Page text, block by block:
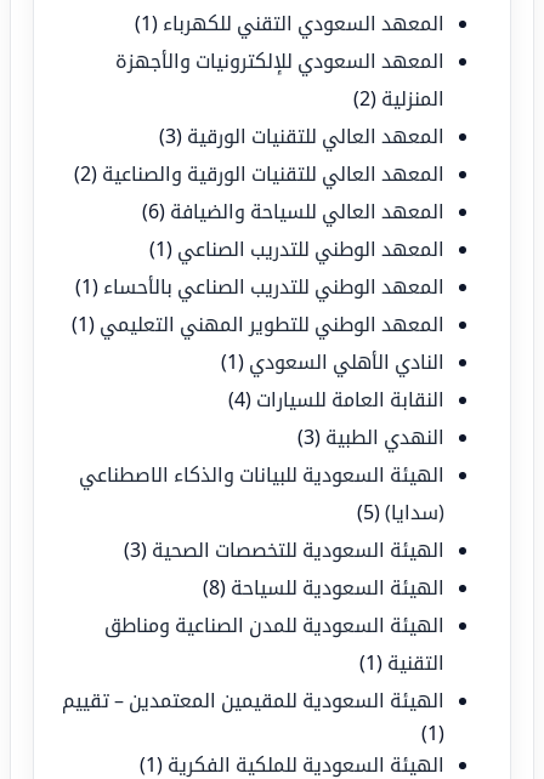
المعهد السعودي التقني للكهرباء (1)
المعهد السعودي للإلكترونيات والأجهزة
المنزلية (2)
المعهد العالي للتقنيات الورقية (3)
المعهد العالي للتقنيات الورقية والصناعية (2)
المعهد العالي للسياحة والضيافة (6)
المعهد الوطني للتدريب الصناعي (1)
المعهد الوطني للتدريب الصناعي بالأحساء (1)
المعهد الوطني للتطوير المهني التعليمي (1)
النادي الأهلي السعودي (1)
النقابة العامة للسيارات (4)
النهدي الطبية (3)
الهيئة السعودية للبيانات والذكاء الاصطناعي
(سدايا)(5)
الهيئة السعودية للتخصصات الصحية (3)
الهيئة السعودية للسياحة (8)
الهيئة السعودية للمدن الصناعية ومناطق
التقنية (1)
الهيئة السعودية للمقيمين المعتمدين – تقييم
(1)
الهيئة السعودية للملكية الفكرية (1)